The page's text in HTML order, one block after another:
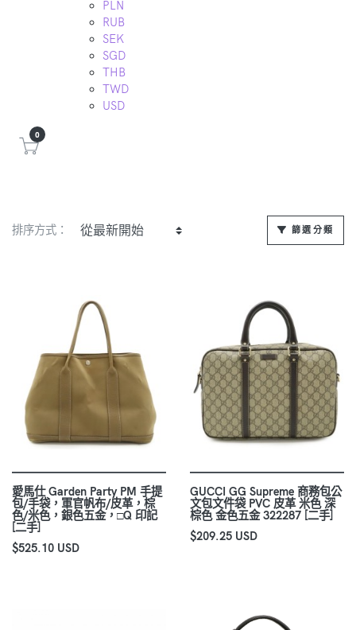
PLN
RUB
SEK
SGD
THB
TWD
USD
0
排序方式： 篩選分類
愛馬仕 Garden Party PM 手提
包/手袋，軍官帆布/皮革，棕
色/米色，銀色五金，□Q 印記
[二手]
$525.10 USD
GUCCI GG Supreme 商務包公
文包文件袋 PVC 皮革 米色 深
棕色 金色五金 322287 [二手]
$209.25 USD